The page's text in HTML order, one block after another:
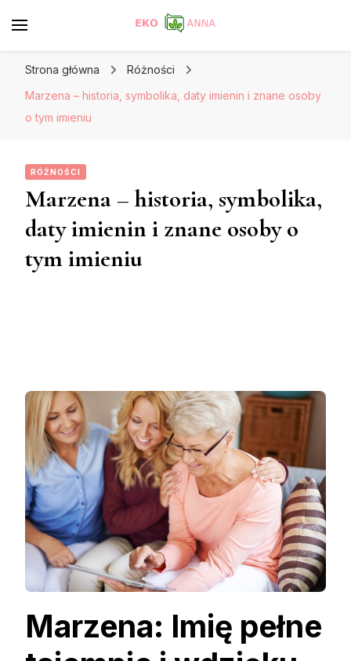
Strona główna
Różności
Marzena – historia, symbolika, daty imienin i znane osoby
o tym imieniu
RÓŻNOŚCI
Marzena – historia, symbolika,
daty imienin i znane osoby o
tym imieniu
Marzena: Imię pełne